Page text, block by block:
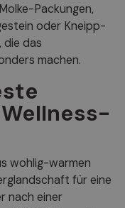
Packungen,
oder Kneipp-
die das
machen.
wohlig-warmen
für eine
nach einer